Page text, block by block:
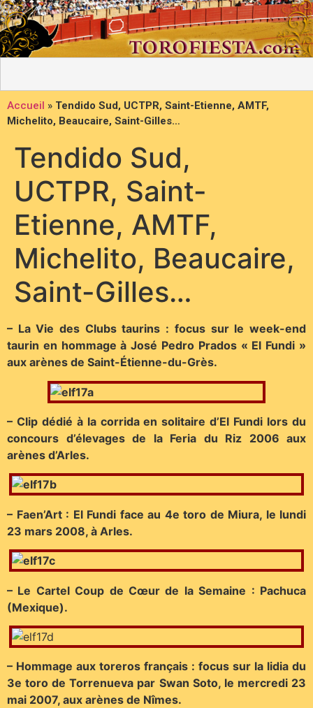
Accueil » Tendido Sud, UCTPR, Saint-Etienne, AMTF,
Michelito, Beaucaire, Saint-Gilles…
Tendido Sud,
UCTPR, Saint-
Etienne, AMTF,
Michelito, Beaucaire,
Saint-Gilles…
– La Vie des Clubs taurins : focus sur le week-end
taurin en hommage à José Pedro Prados « El Fundi »
aux arènes de Saint-Étienne-du-Grès.
– Clip dédié à la corrida en solitaire d’El Fundi lors du
concours d’élevages de la Feria du Riz 2006 aux
arènes d’Arles.
– Faen’Art : El Fundi face au 4e toro de Miura, le lundi
23 mars 2008, à Arles.
– Le Cartel Coup de Cœur de la Semaine : Pachuca
(Mexique).
– Hommage aux toreros français : focus sur la lidia du
3e toro de Torrenueva par Swan Soto, le mercredi 23
mai 2007, aux arènes de Nîmes.